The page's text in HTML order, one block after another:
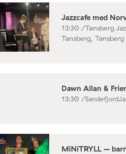
Jazzcafe med
13:30 /Tønsberg
Tønsberg, Tønsberg
Dawn Allan &
13:30 /
MiNiTRYLL –